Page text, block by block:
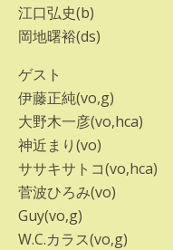
江口弘史(b)
岡地曙裕(ds)
ゲスト
伊藤正純(vo,g)
大野木一彦(vo,hca)
神近まり(vo)
ササキサトコ(vo,hca)
菅波ひろみ(vo)
Guy(vo,g)
W.C.カラス(vo,g)